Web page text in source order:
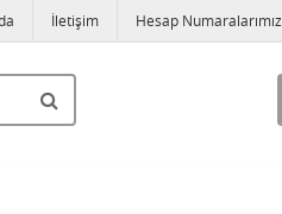
İletişim Hesap Numaralarımız